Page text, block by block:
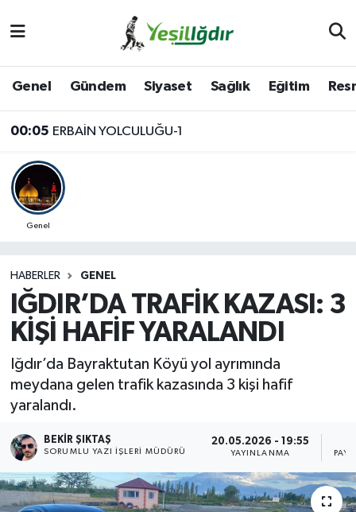
Genel Gündem Siyaset Sağlık Eğitim
00:05 ERBAİN YOLCULUĞU-1
Genel
HABERLER GENEL
IĞDIR’DA TRAFİK KAZASI: 3
KİŞİ HAFİF YARALANDI
Iğdır’da Bayraktutan Köyü yol ayrımında
meydana gelen trafik kazasında 3 kişi hafif
yaralandı.
BEKIR ŞIKTAŞ
SORUMLU YAZI İŞLERI MÜDÜRÜ
20.05.2026 - 19:55
YAYINLANMA
Iğdır Trafik Yoğunluk Haritası
Süper Lig Puan Durumu ve Fikstür
Son Dakika Haberleri
Haber Arşivi